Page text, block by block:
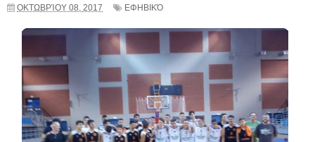
ΟΚΤΩΒΡΊΟΥ 08, 2017 ΕΦΗΒΙΚΌ